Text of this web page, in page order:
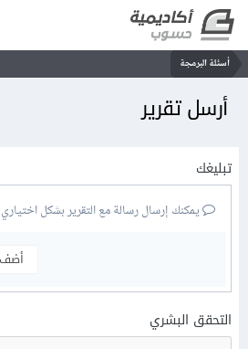
أسئلة البرمجة
أرسل تقرير
تبليغك
يمكنك إرسال رسالة مع التقرير بشكل اختياري
التحقق البشري